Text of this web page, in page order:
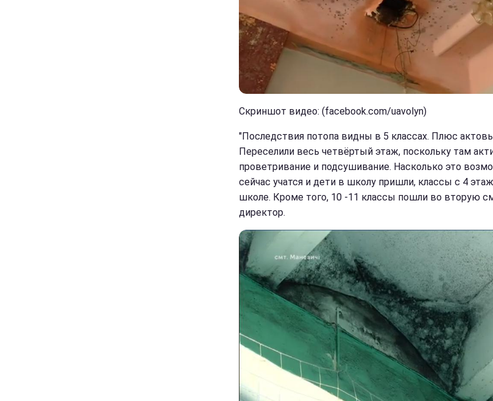
Скриншот видео: (facebook.com/uavolyn)
"Последствия потопа видны в 5 классах. Плюс
Переселили весь четвёртый этаж, поскольку там
проветривание и подсушивание. Насколько это
сейчас учатся и дети в школу пришли, классы с 4
школе. Кроме того, 10 -11 классы пошли во вторую
директор.